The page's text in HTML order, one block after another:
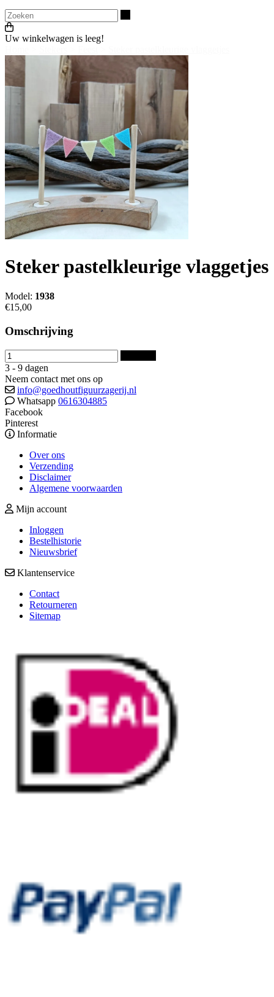
Uw winkelwagen is leeg!
Steker pastelkleurige vlaggetjes
Model: 1938
€15,00
Omschrijving
3 - 9 dagen
Neem contact met ons op
info@goedhoutfiguurzagerij.nl
Whatsapp 0616304885
Facebook
Pinterest
Informatie
Over ons
Verzending
Disclaimer
Algemene voorwaarden
Mijn account
Inloggen
Bestelhistorie
Nieuwsbrief
Klantenservice
Contact
Retourneren
Sitemap